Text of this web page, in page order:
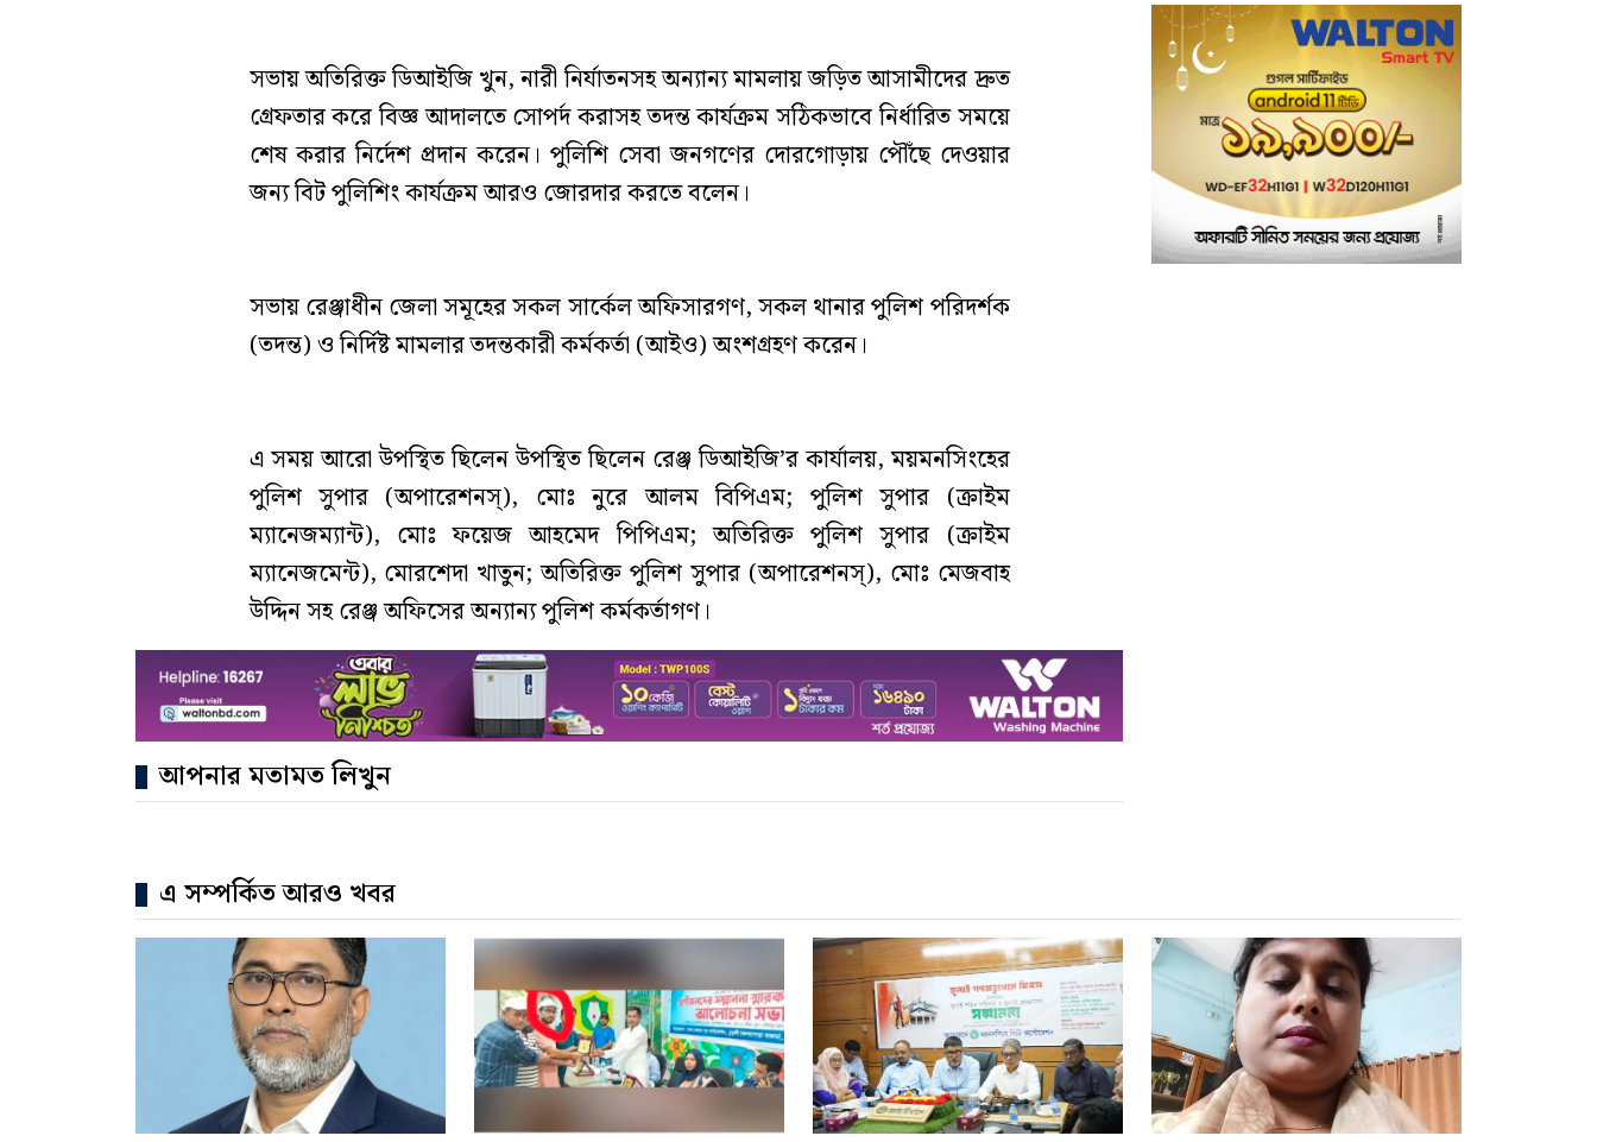
সভায় অতিরিক্ত ডিআইজি খুন, নারী নির্যাতনসহ অন্যান্য মামলায় জড়িত আসামীদের দ্রুত
গ্রেফতার করে বিজ্ঞ আদালতে সোপর্দ করাসহ তদন্ত কার্যক্রম সঠিকভাবে নির্ধারিত সময়ে
শেষ করার নির্দেশ প্রদান করেন। পুলিশি সেবা জনগণের দোরগোড়ায় পৌঁছে দেওয়ার
জন্য বিট পুলিশিং কার্যক্রম আরও জোরদার করতে বলেন।
সভায় রেঞ্জাধীন জেলা সমূহের সকল সার্কেল অফিসারগণ, সকল থানার পুলিশ পরিদর্শক
(তদন্ত) ও নির্দিষ্ট মামলার তদন্তকারী কর্মকর্তা (আইও) অংশগ্রহণ করেন।
এ সময় আরো উপস্থিত ছিলেন উপস্থিত ছিলেন রেঞ্জ ডিআইজি’র কার্যালয়, ময়মনসিংহের
পুলিশ সুপার (অপারেশনস্), মোঃ নুরে আলম বিপিএম; পুলিশ সুপার (ক্রাইম
ম্যানেজম্যান্ট), মোঃ ফয়েজ আহমেদ পিপিএম; অতিরিক্ত পুলিশ সুপার (ক্রাইম
ম্যানেজমেন্ট), মোরশেদা খাতুন; অতিরিক্ত পুলিশ সুপার (অপারেশনস্), মোঃ মেজবাহ
উদ্দিন সহ রেঞ্জ অফিসের অন্যান্য পুলিশ কর্মকর্তাগণ।
আপনার মতামত লিখুন
সম্মিলিত আত্মত্যাগ ও
সংগ্রামের ফলেই
গণঅভ্যুত্থান সফল হয়েছে:
এমপি আবু ওয়াহাব আকন্দ
৬
‘অর্থ লেনদেন ও
বিতর্কিতদের পদায়নের’
অভিযোগ, ঈশ্বরগঞ্জে
ছাত্রলীগের একাংশের ঝাড়ু
৭
এ সম্পর্কিত আরও খবর